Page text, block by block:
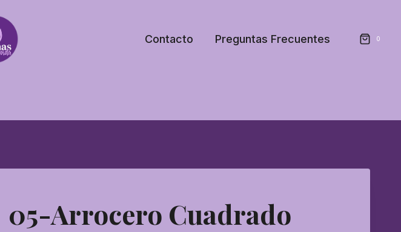
Contacto Preguntas Frecuentes 0
05-Arrocero Cuadrado